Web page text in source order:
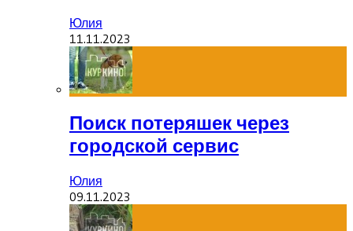
Юлия
11.11.2023
Поиск потеряшек через
городской сервис
Юлия
09.11.2023